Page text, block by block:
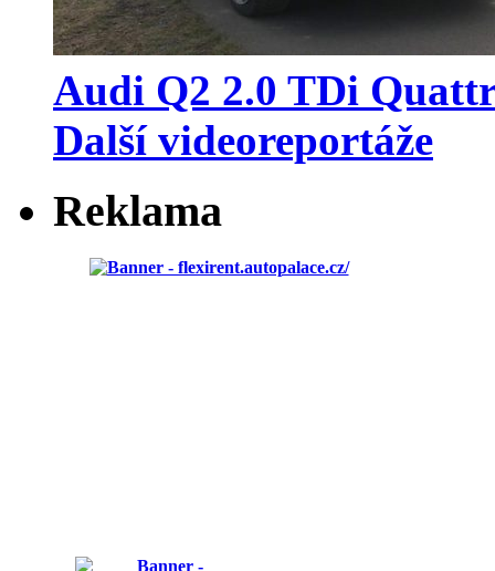
Audi Q2 2.0 TDi
Další videoreportáže
Reklama